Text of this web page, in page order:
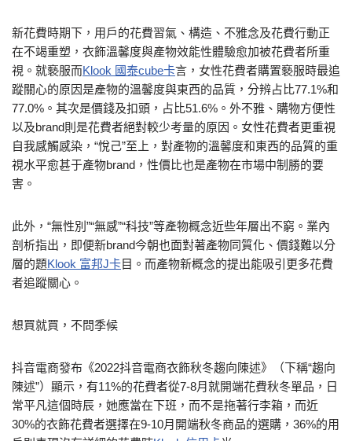
新花費時期下，用戶的花費習氣、構造、不雅念及花費行動正
在不竭重塑，衣飾溫馨度與產物效能性體驗愈加被花費者所重
視。就褻服而Klook 國泰cube卡言，女性花費者購置褻服時最追
蹤關心的原因是產物的溫馨度與東西的品質，分辨占比77.1%和
77.0%。其次是價錢及扣頭，占比51.6%。外不雅、購物方便性
以及brand則是花費者絕對較少考量的原因。女性花費者更重視
自我感觸感染，“悅己”至上，對產物的溫馨度和東西的品質的重
視水平愈甚于產物brand，性價比也是產物在市場中制勝的要
害。
此外，“無性別”“無感”“科技”等產物概念近些年層出不窮。業內
剖析指出，即便新brand今朝也面對著產物同質化、價錢難以分
層的題Klook 富邦J卡目。而產物新概念的提出能吸引更多花費
者追蹤關心。
想買就買，不問季候
抖音電商發布《2022抖音電商衣飾秋冬趨向陳述》（下稱“趨向
陳述”）顯示，有11%的花費者從7-8月就開端花費秋冬單品，日
常平凡這個時辰，她應當在下班，而不是拖著行李箱，而近
30%的衣飾花費者選擇在9-10月開端秋冬商品的選購，36%的用